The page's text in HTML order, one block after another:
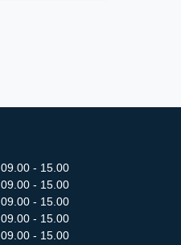
09.00 - 15.00
09.00 - 15.00
09.00 - 15.00
09.00 - 15.00
09.00 - 15.00